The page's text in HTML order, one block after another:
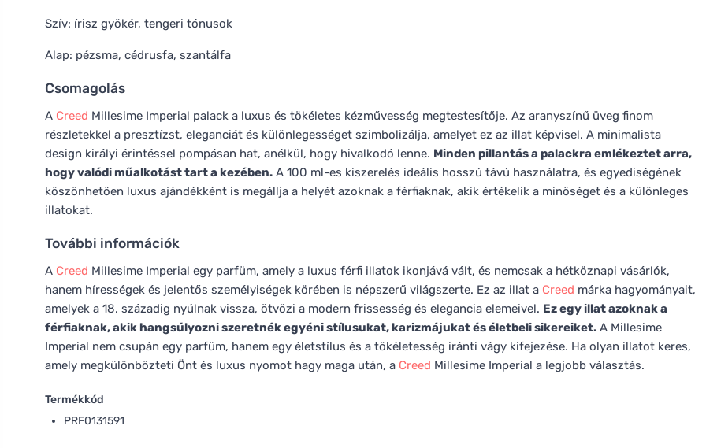
Szív: írisz gyökér, tengeri tónusok
Alap: pézsma, cédrusfa, szantálfa
Csomagolás
A Creed Millesime Imperial palack a luxus és tökéletes kézművesség megtestesítője. Az aranyszínű üveg finom
részletekkel a presztízst, eleganciát és különlegességet szimbolizálja, amelyet ez az illat képvisel. A minimalista
design királyi érintéssel pompásan hat, anélkül, hogy hivalkodó lenne. Minden pillantás a palackra emlékeztet arra,
hogy valódi műalkotást tart a kezében. A 100 ml-es kiszerelés ideális hosszú távú használatra, és egyediségének
köszönhetően luxus ajándékként is megállja a helyét azoknak a férfiaknak, akik értékelik a minőséget és a különleges
illatokat.
További információk
A Creed Millesime Imperial egy parfüm, amely a luxus férfi illatok ikonjává vált, és nemcsak a hétköznapi vásárlók,
hanem hírességek és jelentős személyiségek körében is népszerű világszerte. Ez az illat a Creed márka hagyományait,
amelyek a 18. századig nyúlnak vissza, ötvözi a modern frissesség és elegancia elemeivel. Ez egy illat azoknak a
férfiaknak, akik hangsúlyozni szeretnék egyéni stílusukat, karizmájukat és életbeli sikereiket. A Millesime
Imperial nem csupán egy parfüm, hanem egy életstílus és a tökéletesség iránti vágy kifejezése. Ha olyan illatot keres,
amely megkülönbözteti Önt és luxus nyomot hagy maga után, a Creed Millesime Imperial a legjobb választás.
Termékkód
PRF0131591